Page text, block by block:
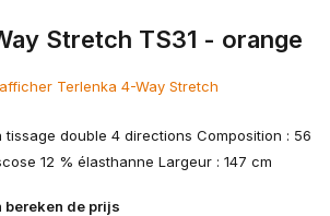
Stretch TS31 - orange
Terlenka 4-Way Stretch
tissage double 4 directions Composition : 56
12 % élasthanne Largeur : 147 cm
bereken de prijs